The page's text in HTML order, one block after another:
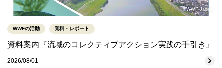
©WWF-Japan
WWFの活動 資料・レポート
資料案内『流域のコレクティブアクション実践の手引き』
2026/08/01